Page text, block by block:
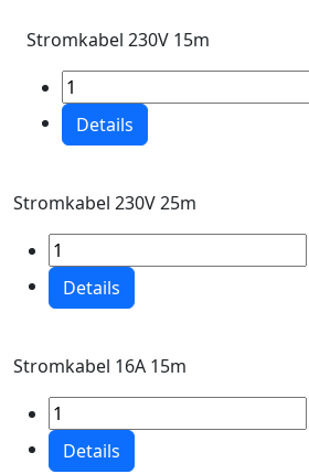
Stromkabel 230V 15m
Details
Stromkabel 230V 25m
Details
Stromkabel 16A 15m
Details